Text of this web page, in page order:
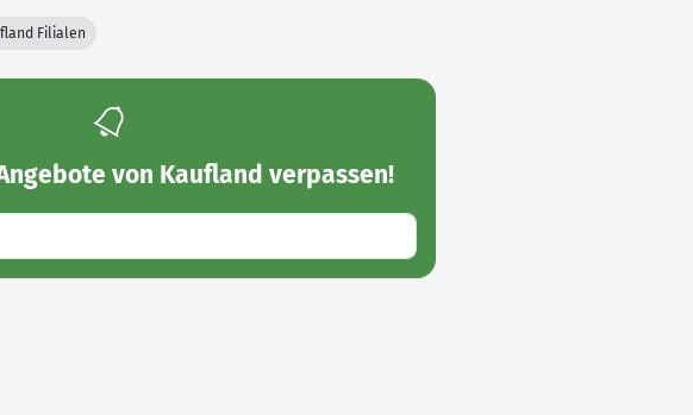
Filialen
von Kaufland verpassen!